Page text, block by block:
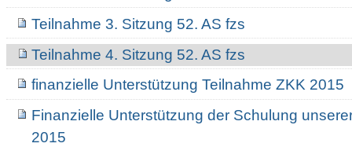
Teilnahme 3. Sitzung 52. AS fzs
Teilnahme 4. Sitzung 52. AS fzs
finanzielle Unterstützung Teilnahme ZKK 2015
Finanzielle Unterstützung der Schulung
2015